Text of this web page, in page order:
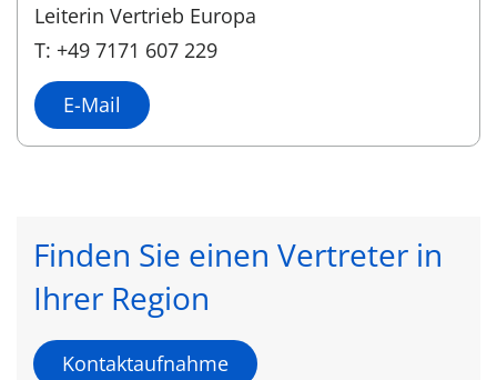
Leiterin Vertrieb Europa
T: +49 7171 607 229
E-Mail
Finden Sie einen Vertreter in
Ihrer Region
Kontaktaufnahme